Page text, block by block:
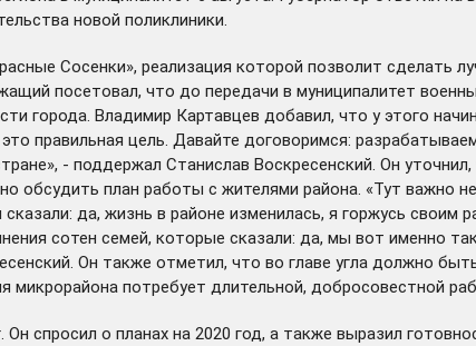
новой поликлиники.
Сосенки», реализация которой позволит сделать
посетовал, что до передачи в муниципалитет
города. Владимир Картавцев добавил, что у этого
правильная цель. Давайте договоримся:
- поддержал Станислав Воскресенский. Он
обсудить план работы с жителями района. «Тут важно
да, жизнь в районе изменилась, я горжусь
сотен семей, которые сказали: да, мы вот именно
Он также отметил, что во главе угла должно
микрорайона потребует длительной, добросовестной
спросил о планах на 2020 год, а также выразил